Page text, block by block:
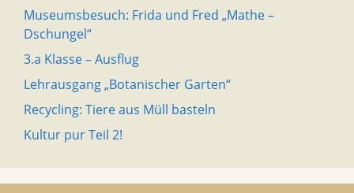
Museumsbesuch: Frida und Fred „Mathe –
Dschungel“
3.a Klasse – Ausflug
Lehrausgang „Botanischer Garten“
Recycling: Tiere aus Müll basteln
Kultur pur Teil 2!